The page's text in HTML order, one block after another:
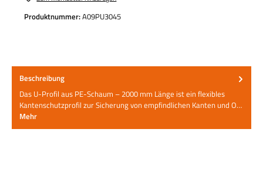
Produktnummer:A09PU3045
Beschreibung
Das U-Profil aus PE-Schaum – 2000 mm Länge ist ein flexibles
Kantenschutzprofil zur Sicherung von empfindlichen Kanten und O…
Mehr